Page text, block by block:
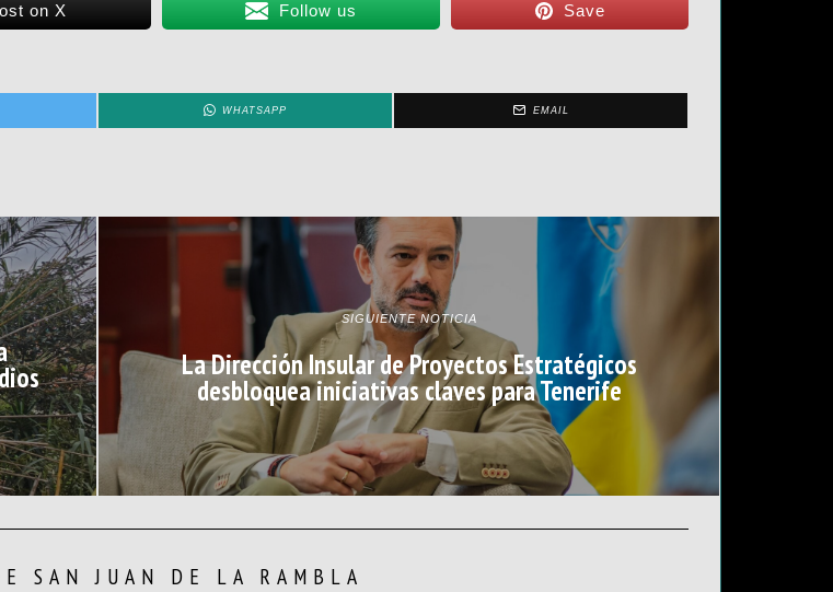
on X Follow us Save
WHATSAPP EMAIL
SIGUIENTE NOTICIA
La Dirección Insular de Proyectos Estratégicos
desbloquea iniciativas claves para Tenerife
SAN JUAN DE LA RAMBLA